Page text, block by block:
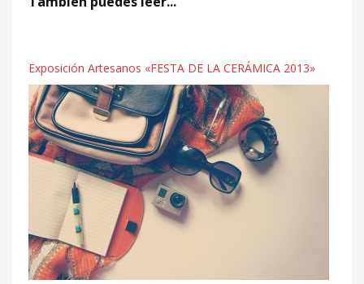
Exposición Artesanos «FESTA DE LA CERÁMICA 2013»